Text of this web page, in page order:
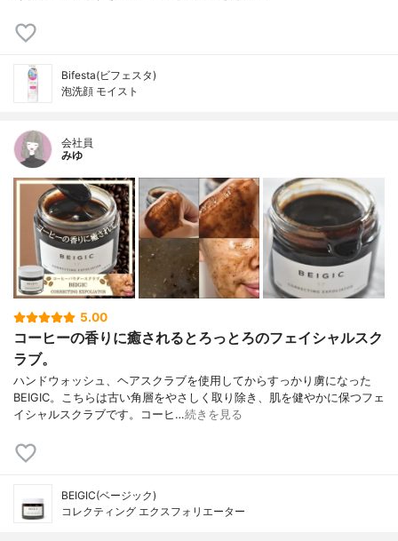
Bifesta(ビフェスタ)
泡洗顔 モイスト
会社員
みゆ
5.00
コーヒーの香りに癒されるとろっとろのフェイシャルスク
ラブ。
ハンドウォッシュ、ヘアスクラブを使用してからすっかり虜になった
BEIGIC。こちらは古い角層をやさしく取り除き、肌を健やかに保つフェ
イシャルスクラブです。コーヒ…続きを見る
BEIGIC(ベージック)
コレクティング エクスフォリエーター